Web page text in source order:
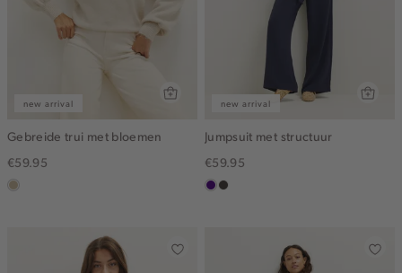
new arrival
Gebreide trui met bloemen
€59.95
lichtzand
new arrival
Jumpsuit met structuur
€59.95
indigochoco